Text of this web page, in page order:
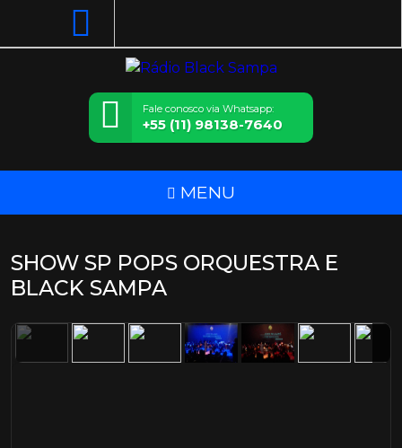
Fale conosco via Whatsapp:
+55 (11) 98138-7640
MENU
SHOW SP POPS ORQUESTRA E
BLACK SAMPA